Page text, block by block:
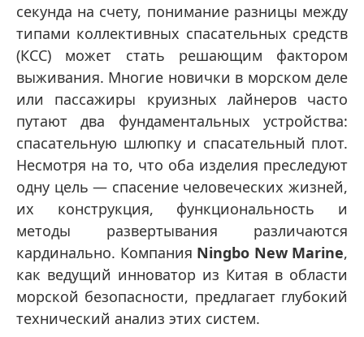
секунда на счету, понимание разницы между
типами коллективных спасательных средств
(КСС) может стать решающим фактором
выживания. Многие новички в морском деле
или пассажиры круизных лайнеров часто
путают два фундаментальных устройства:
спасательную шлюпку и спасательный плот.
Несмотря на то, что оба изделия преследуют
одну цель — спасение человеческих жизней,
их конструкция, функциональность и
методы развертывания различаются
кардинально. Компания Ningbo New Marine,
как ведущий инноватор из Китая в области
морской безопасности, предлагает глубокий
технический анализ этих систем.